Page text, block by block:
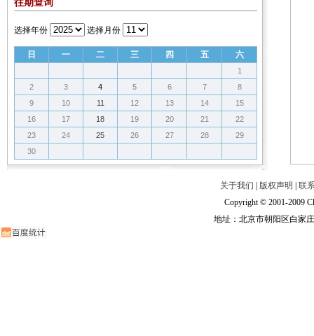
往期查询
选择年份 选择月份
日 一 二 三 四 五 六
1
2
3 4 5 6 7
8
9
10 11 12 13 14
15
16
17 18 19 20 21
22
23
24 25 26 27 28
29
30
关于我们 版权声明
联
Copyright © 2001-2009
地址：北京市朝阳区白家